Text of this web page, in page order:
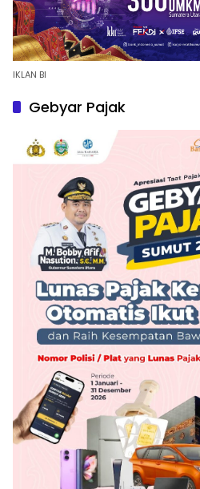
IKLAN BI
Gebyar Pajak